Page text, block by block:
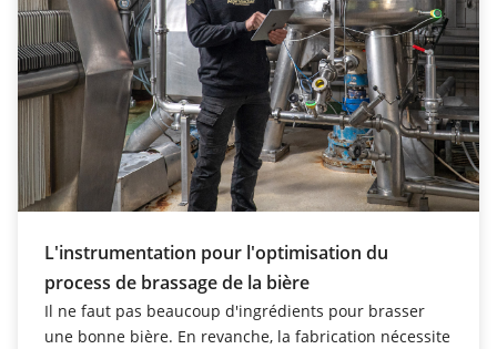
L'instrumentation pour l'optimisation du
process de brassage de la bière
Il ne faut pas beaucoup d'ingrédients pour brasser
une bonne bière. En revanche, la fabrication nécessite